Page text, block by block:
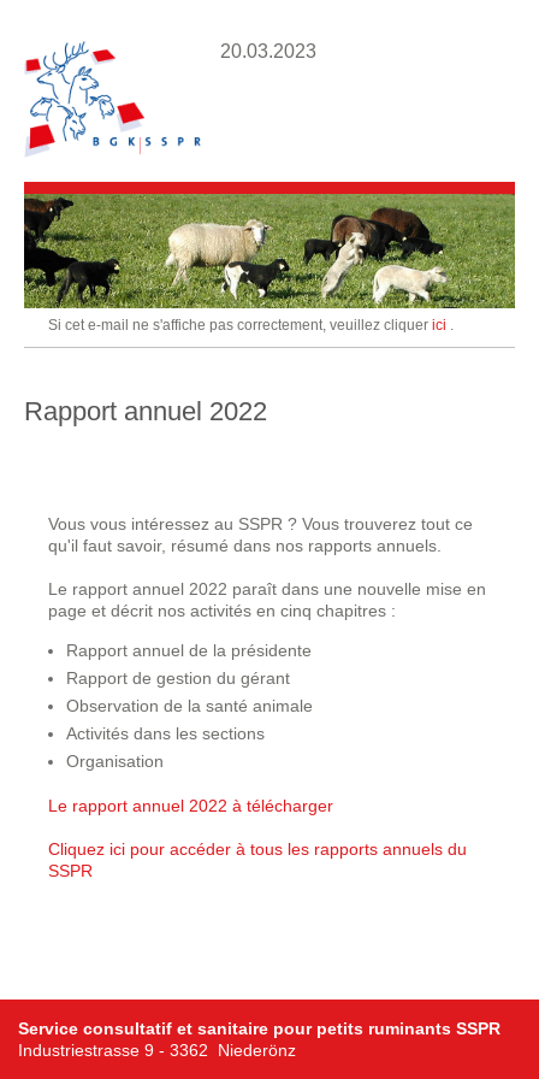
20.03.2023
Si cet e-mail ne s'affiche pas correctement, veuillez cliquer ici .
Rapport annuel 2022
Vous vous intéressez au SSPR ? Vous trouverez tout ce
qu'il faut savoir, résumé dans nos rapports annuels.
Le rapport annuel 2022 paraît dans une nouvelle mise en
page et décrit nos activités en cinq chapitres :
Rapport annuel de la présidente
Rapport de gestion du gérant
Observation de la santé animale
Activités dans les sections
Organisation
Le rapport annuel 2022 à télécharger
Cliquez ici pour accéder à tous les rapports annuels du
SSPR
Service consultatif et sanitaire pour petits ruminants SSPR
Industriestrasse 9 - 3362 Niederönz